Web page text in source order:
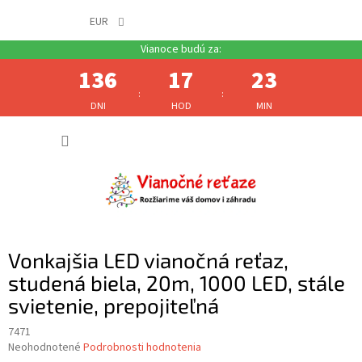
136
DNI
: 17
HOD
: 23
MIN
EUR
Vonkajšia LED vianočná reťaz,
studená biela, 20m, 1000 LED, stále
svietenie, prepojiteľná
7471
Priemerné
Neohodnotené Podrobnosti hodnotenia